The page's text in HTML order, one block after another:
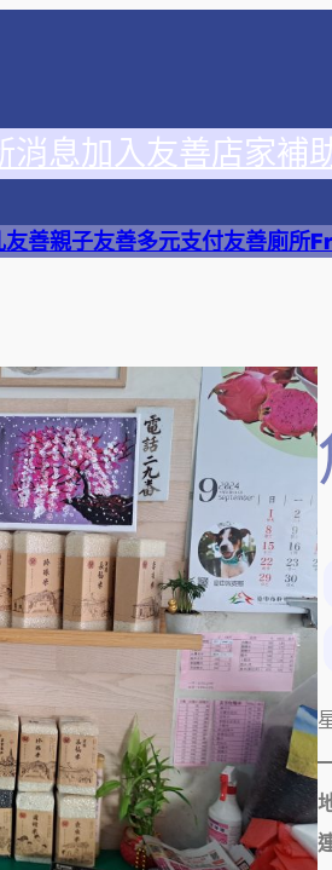
消息加入友善店家補
友善親子友善多元支付友善廁所